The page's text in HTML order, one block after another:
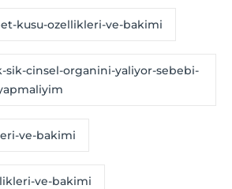
kusu-ozellikleri-ve-bakimi
sik-cinsel-organini-yaliyor-sebebi-
ve-bakimi
ve-bakimi